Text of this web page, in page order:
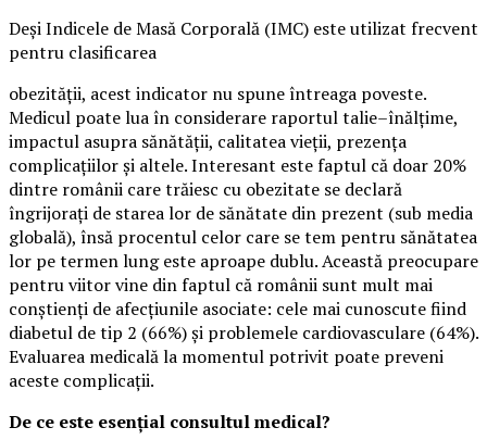
Deși Indicele de Masă Corporală (IMC) este utilizat frecvent
pentru clasificarea
obezității, acest indicator nu spune întreaga poveste.
Medicul poate lua în considerare raportul talie–înălțime,
impactul asupra sănătății, calitatea vieții, prezența
complicațiilor și altele. Interesant este faptul că doar 20%
dintre românii care trăiesc cu obezitate se declară
îngrijorați de starea lor de sănătate din prezent (sub media
globală), însă procentul celor care se tem pentru sănătatea
lor pe termen lung este aproape dublu. Această preocupare
pentru viitor vine din faptul că românii sunt mult mai
conștienți de afecțiunile asociate: cele mai cunoscute fiind
diabetul de tip 2 (66%) și problemele cardiovasculare (64%).
Evaluarea medicală la momentul potrivit poate preveni
aceste complicații.
De ce este esențial consultul medical?